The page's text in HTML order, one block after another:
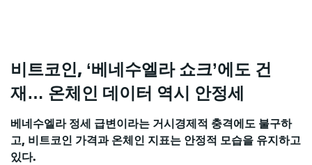
비트코인, ‘베네수엘라 쇼크’에도 건
재… 온체인 데이터 역시 안정세
베네수엘라 정세 급변이라는 거시경제적 충격에도 불구하
고, 비트코인 가격과 온체인 지표는 안정적 모습을 유지하고
있다.